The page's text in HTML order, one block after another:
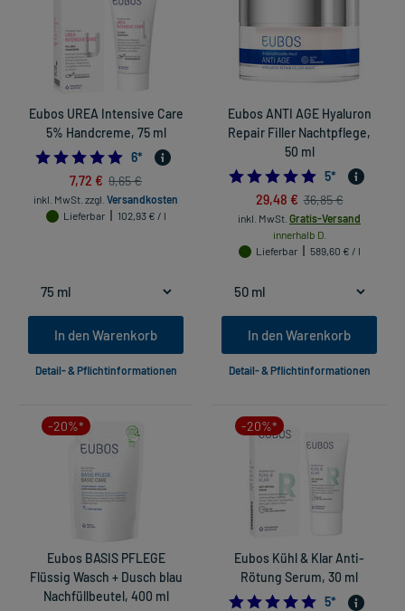
Eubos UREA Intensive Care
5% Handcreme, 75 ml
5.0
6*
7,72 € 9,65 €
inkl. MwSt. zzgl. Versandkosten
Lieferbar
102,93 € / l
In den Warenkorb
Detail- & Pflichtinformationen
Eubos ANTI AGE Hyaluron
Repair Filler Nachtpflege,
50 ml
4.8
5*
29,48 € 36,85 €
inkl. MwSt. Gratis-Versand
innerhalb D.
Lieferbar
589,60 € / l
In den Warenkorb
Detail- & Pflichtinformationen
-20%*
Eubos BASIS PFLEGE
Flüssig Wasch + Dusch blau
Nachfüllbeutel, 400 ml
-20%*
Eubos Kühl & Klar Anti-
Rötung Serum, 30 ml
5.0
5*